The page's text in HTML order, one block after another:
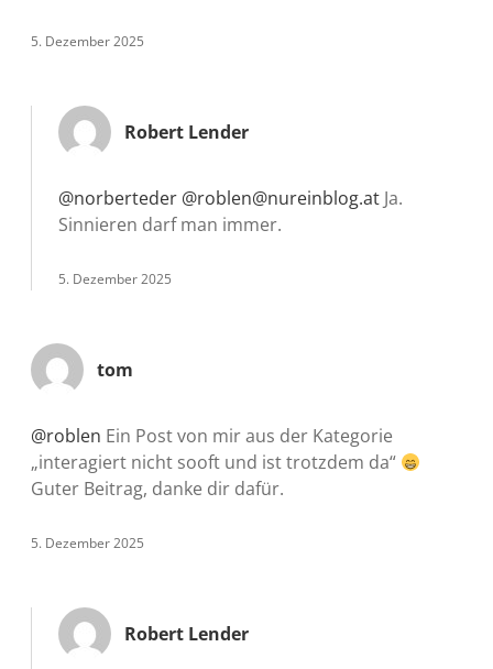
5. Dezember 2025
Robert Lender
@norberteder @roblen@nureinblog.at Ja.
Sinnieren darf man immer.
5. Dezember 2025
tom
@roblen Ein Post von mir aus der Kategorie
„interagiert nicht sooft und ist trotzdem da“
Guter Beitrag, danke dir dafür.
5. Dezember 2025
Robert Lender